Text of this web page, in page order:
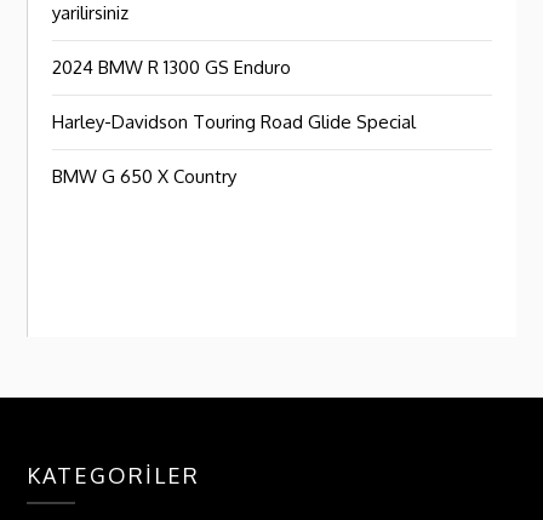
yarilirsiniz
2024 BMW R 1300 GS Enduro
Harley-Davidson Touring Road Glide Special
BMW G 650 X Country
KATEGORILER